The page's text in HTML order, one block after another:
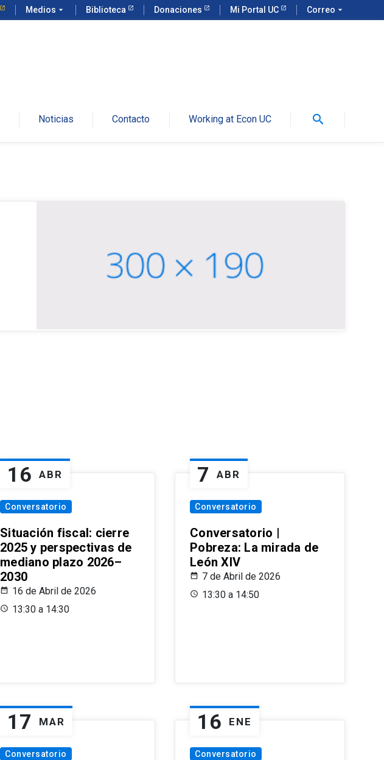
Medios arrow_drop_down Biblioteca Donaciones Mi Portal UC Correo arrow_drop_down
Noticias Contacto Working at Econ UC search
16 ABR
Conversatorio
Situación fiscal: cierre
2025 y perspectivas de
mediano plazo 2026–
2030
16 de Abril de 2026
13:30 a 14:30
7 ABR
Conversatorio
Conversatorio |
Pobreza: La mirada de
León XIV
7 de Abril de 2026
13:30 a 14:50
17 MAR
Conversatorio
16 ENE
Conversatorio